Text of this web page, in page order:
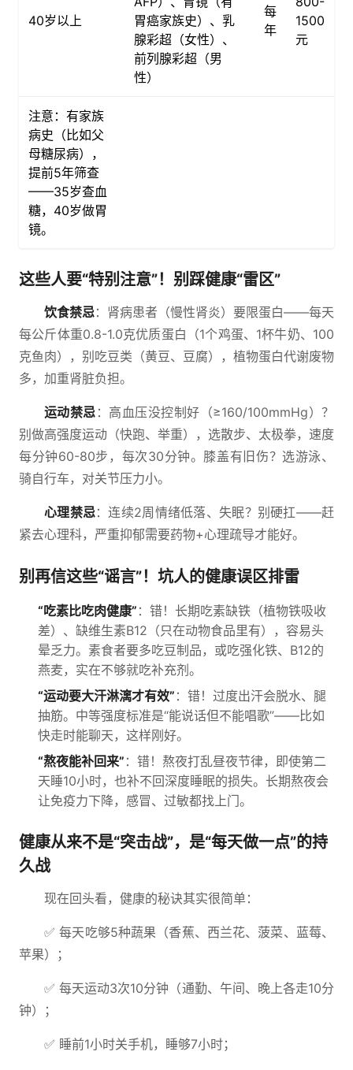
40岁以上
胃癌家族史）、乳
腺彩超（女性）、
前列腺彩超（男
性）
每
年
1500
元
注意：有家族
病史（比如父
母糖尿病），
提前5年筛查
——35岁查血
糖，40岁做胃
镜。
这些人要“特别注意”！别踩健康“雷区”
饮食禁忌：肾病患者（慢性肾炎）要限蛋白——每天
每公斤体重0.8-1.0克优质蛋白（1个鸡蛋、1杯牛奶、100
克鱼肉），别吃豆类（黄豆、豆腐），植物蛋白代谢废物
多，加重肾脏负担。
运动禁忌 ：高血压没控制好（≥160/100mmHg）？
别做高强度运动（快跑、举重），选散步、太极拳，速度
每分钟60-80步，每次30分钟。膝盖有旧伤？选游泳、
骑自行车，对关节压力小。
心理禁忌：连续2周情绪低落、失眠？别硬扛——赶
紧去心理科，严重抑郁需要药物+心理疏导才能好。
别再信这些“谣言”！坑人的健康误区排雷
“吃素比吃肉健康” ：错！长期吃素缺铁（植物铁吸收
差）、缺维生素B12（只在动物食品里有），容易头
晕乏力。素食者要多吃豆制品，或吃强化铁、B12的
燕麦，实在不够就吃补充剂。
“运动要大汗淋漓才有效” ：错！过度出汗会脱水、腿
抽筋。中等强度标准是“能说话但不能唱歌”——比如
快走时能聊天，这样刚好。
“熬夜能补回来” ：错！熬夜打乱昼夜节律，即使第二
天睡10小时，也补不回深度睡眠的损失。长期熬夜会
让免疫力下降，感冒、过敏都找上门。
健康从来不是“突击战”，是“每天做一点”的持
久战
现在回头看，健康的秘诀其实很简单：
✅ 每天吃够5种蔬果（香蕉、西兰花、菠菜、蓝莓、
苹果）；
✅ 每天运动3次10分钟（通勤、午间、晚上各走10分
钟）；
✅ 睡前1小时关手机，睡够7小时；